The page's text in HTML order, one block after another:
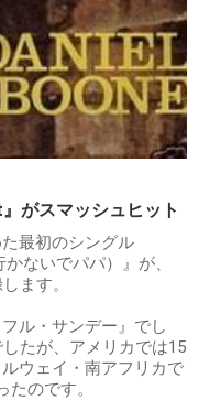
がスマッシュヒット
最初のシングル
かないでパパ）』が、
ます。
ル・サンデー』でし
たが、アメリカでは15
ウェイ・南アフリカで
のです。